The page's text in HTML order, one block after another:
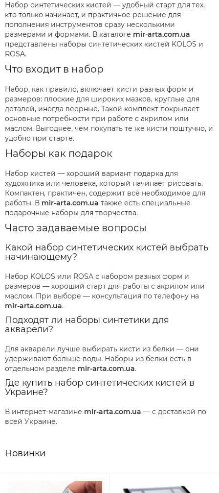
Набор синтетических кистей — удобный старт для тех,
кто только начинает, и практичное решение для
пополнения инструментов сразу несколькими
размерами и формами. В каталоге mir-arta.com.ua
представлены наборы синтетических кистей KOLOS и
ROSA.
Что входит в набор
Набор, как правило, включает кисти разных форм и
размеров: плоские для широких мазков, круглые для
деталей, иногда веерные. Такой комплект покрывает
основные потребности при работе с акрилом или
маслом. Выгоднее, чем покупать те же кисти поштучно, и
удобно при старте.
Наборы как подарок
Набор кистей — хороший вариант подарка для
художника или человека, который начинает рисовать.
Компактен, практичен, содержит всё необходимое для
работы. В mir-arta.com.ua также есть специальные
подарочные наборы для творчества.
Часто задаваемые вопросы
Какой набор синтетических кистей выбрать
начинающему?
Набор KOLOS или ROSA с набором разных форм и
размеров — хороший старт для работы с акрилом или
маслом. При выборе — консультация по телефону на
mir-arta.com.ua.
Подходят ли наборы синтетики для
акварели?
Для акварели лучше выбирать кисти из белки — они
удерживают больше воды. Наборы из белки есть в
отдельном разделе mir-arta.com.ua.
Где купить набор синтетических кистей в
Украине?
В интернет-магазине mir-arta.com.ua — с доставкой по
всей Украине.
Новинки